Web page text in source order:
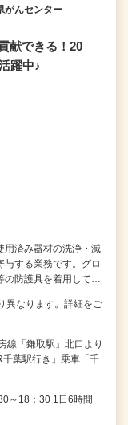
んセンター
献できる！20
躍中♪
用済み器材の洗浄・滅
する業務です。グロ
の防護具を着用して…
なります。詳細をご
線「鎌取駅」北口より
葉駅行き」乗車「千
～18：30 1日6時間